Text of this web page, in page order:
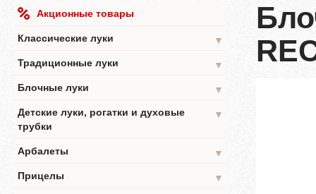
Акционные товары
Классические луки
▼
Традиционные луки
▼
Блочные луки
▼
Детские луки, рогатки и духовые
трубки
▼
Арбалеты
▼
Прицелы
▼